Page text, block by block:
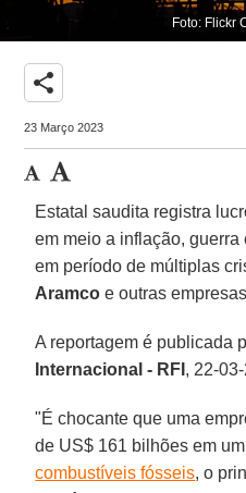
Foto: Flickr
share
23 Março 2023
Estatal saudita registra
em meio a inflação,
em período de múltiplas
Aramco e outras
A reportagem é publicada
Internacional - RFI , 22-
"É chocante que uma
de US$ 161 bilhões em
combustíveis fósseis, o